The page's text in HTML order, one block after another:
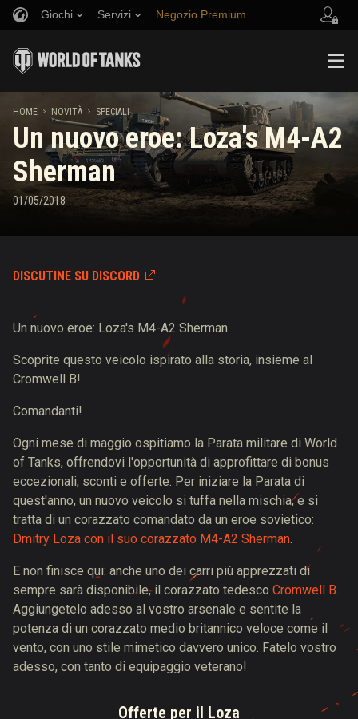
Giochi Servizi Negozio Premium
Musica
Politica del Fair Play
Wargaming.net Game Center
Guida ai Drop di Twitch
Invita un amico
Discord
Mod Hub
Media
HOME NOVITÀ SPECIALI
Un nuovo eroe: Loza's M4-A2
Sherman
01/05/2018
DISCUTINE SU DISCORD
Un nuovo eroe: Loza's M4-A2 Sherman
Scoprite questo veicolo ispirato alla storia, insieme al
Cromwell B!
Comandanti!
Ogni mese di maggio ospitiamo la Parata militare di World
of Tanks, offrendovi l'opportunità di approfittare di bonus
eccezionali, sconti e offerte. Per iniziare la Parata di
quest'anno, un nuovo veicolo si tuffa nella mischia, e si
tratta di un corazzato comandato da un eroe sovietico:
Dmitry Loza con il suo corazzato M4-A2 Sherman.
E non finisce qui: anche uno dei carri più apprezzati di
sempre sarà disponibile, il corazzato tedesco Cromwell B.
Aggiungetelo adesso al vostro arsenale e sentite la
potenza di un corazzato medio britannico veloce come il
vento, con uno stile mimetico davvero unico. Fatelo vostro
adesso, con tanto di equipaggio veterano!
Offerte per il Loza